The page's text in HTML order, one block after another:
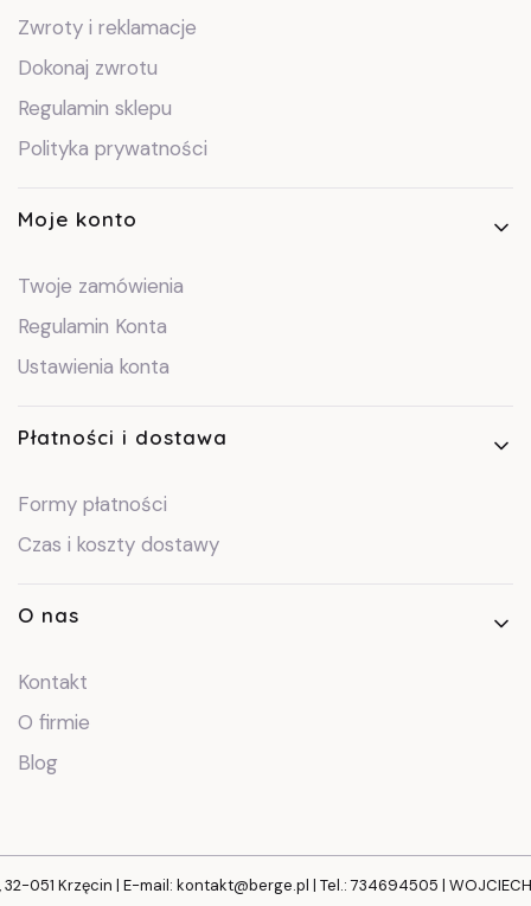
Zwroty i reklamacje
Dokonaj zwrotu
Regulamin sklepu
Polityka prywatności
Moje konto
Twoje zamówienia
Regulamin Konta
Ustawienia konta
Płatności i dostawa
Formy płatności
Czas i koszty dostawy
O nas
Kontakt
O firmie
Blog
051 Krzęcin | E-mail: kontakt@berge.pl | Tel.: 734694505 | WOJCIECH